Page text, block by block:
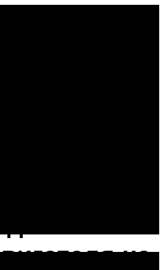
на